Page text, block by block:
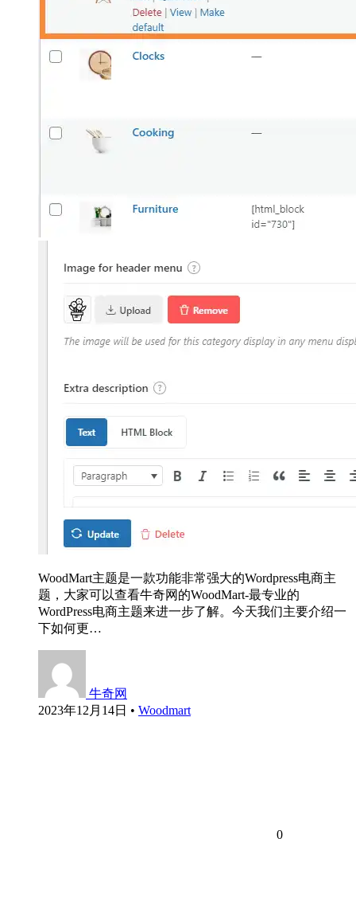
WoodMart主题是一款功能非常强大的Wordpress电商主
题，大家可以查看牛奇网的WoodMart-最专业的
WordPress电商主题来进一步了解。今天我们主要介绍一
下如何更…
牛奇网
2023年12月14日 • Woodmart
0